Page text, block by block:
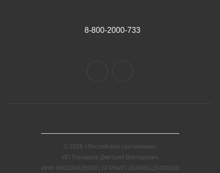
8-800-2000-733
© 2026 «Российская сантехника»
ИП Гончаров Дмитрий Викторович
ИНН 690300426900 | ОГРНИП 304690115400160